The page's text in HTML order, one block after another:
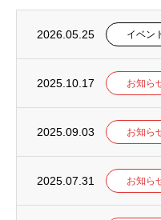
2026.05.25 イベン
2025.10.17 お知ら
2025.09.03 お知ら
2025.07.31 お知ら